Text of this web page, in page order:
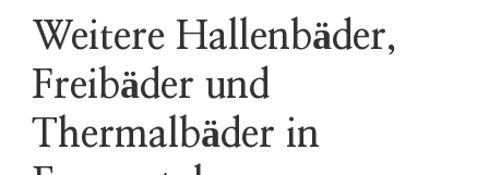
Weitere Hallenbäder,
Freibäder und
Thermalbäder in